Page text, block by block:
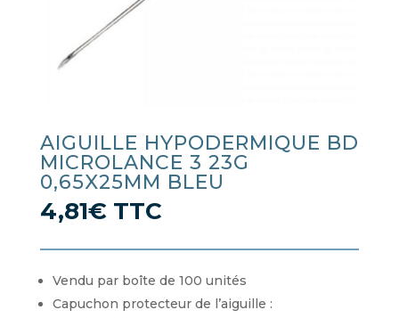
AIGUILLE HYPODERMIQUE BD
MICROLANCE 3 23G
0,65X25MM BLEU
4,81€ TTC
Vendu par boîte de 100 unités
Capuchon protecteur de l’aiguille :